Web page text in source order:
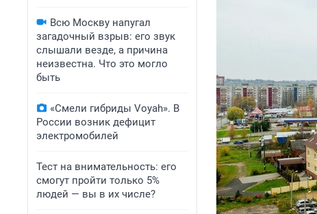
Всю Москву напугал
загадочный взрыв: его звук
слышали везде, а причина
неизвестна. Что это могло
быть
«Смели гибриды Voyah». В
России возник дефицит
электромобилей
Тест на внимательность: его
смогут пройти только 5%
людей — вы в их числе?